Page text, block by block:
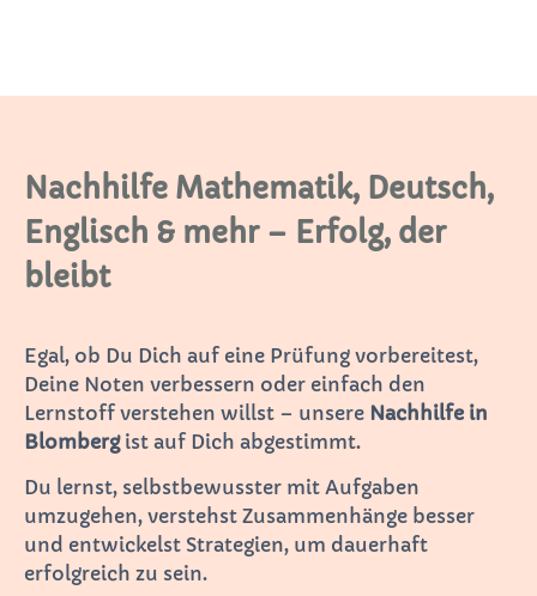
Nachhilfe Mathematik, Deutsch,
Englisch & mehr – Erfolg, der
bleibt
Egal, ob Du Dich auf eine Prüfung vorbereitest,
Deine Noten verbessern oder einfach den
Lernstoff verstehen willst – unsere Nachhilfe in
Blombergist auf Dich abgestimmt.
Du lernst, selbstbewusster mit Aufgaben
umzugehen, verstehst Zusammenhänge besser
und entwickelst Strategien, um dauerhaft
erfolgreich zu sein.